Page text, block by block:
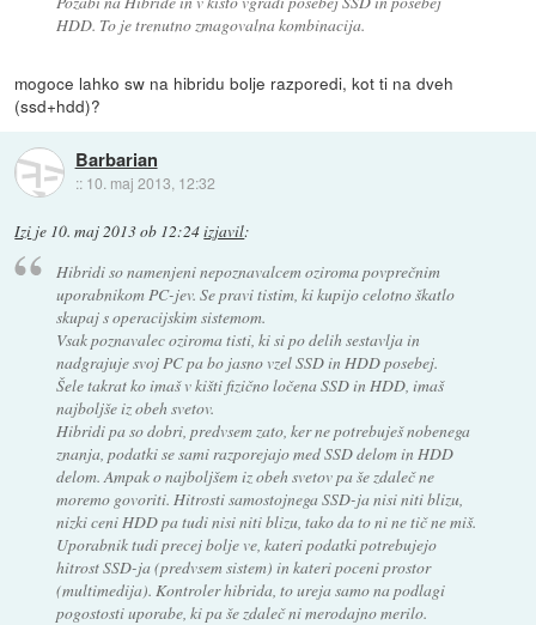
HDD. To je trenutno zmagovalna kombinacija.
mogoce lahko sw na hibridu bolje razporedi, kot ti na dveh
(ssd+hdd)?
Barbarian
:: 10. maj 2013, 12:32
Izi je 10. maj 2013 ob 12:24izjavil:
Hibridi so namenjeni nepoznavalcem oziroma povprečnim
uporabnikom PC-jev. Se pravi tistim, ki kupijo celotno škatlo
skupaj s operacijskim sistemom.
Vsak poznavalec oziroma tisti, ki si po delih sestavlja in
nadgrajuje svoj PC pa bo jasno vzel SSD in HDD posebej.
Šele takrat ko imaš v kišti fizično ločena SSD in HDD, imaš
najboljše iz obeh svetov.
Hibridi pa so dobri, predvsem zato, ker ne potrebuješ nobenega
znanja, podatki se sami razporejajo med SSD delom in HDD
delom. Ampak o najboljšem iz obeh svetov pa še zdaleč ne
moremo govoriti. Hitrosti samostojnega SSD-ja nisi niti blizu,
nizki ceni HDD pa tudi nisi niti blizu, tako da to ni ne tič ne miš.
Uporabnik tudi precej bolje ve, kateri podatki potrebujejo
hitrost SSD-ja (predvsem sistem) in kateri poceni prostor
(multimedija). Kontroler hibrida, to ureja samo na podlagi
pogostosti uporabe, ki pa še zdaleč ni merodajno merilo.